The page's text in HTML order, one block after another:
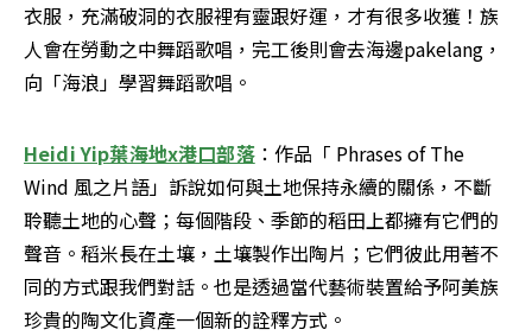
衣服，充滿破洞的衣服裡有靈跟好運，才有很多收獲！族
人會在勞動之中舞蹈歌唱，完工後則會去海邊pakelang，
向「海浪」學習舞蹈歌唱。
Heidi Yip葉海地x港口部落：作品「 Phrases of The
Wind 風之片語」訴說如何與土地保持永續的關係，不斷
聆聽土地的心聲；每個階段、季節的稻田上都擁有它們的
聲音。稻米長在土壤，土壤製作出陶片；它們彼此用著不
同的方式跟我們對話。也是透過當代藝術裝置給予阿美族
珍貴的陶文化資產一個新的詮釋方式。